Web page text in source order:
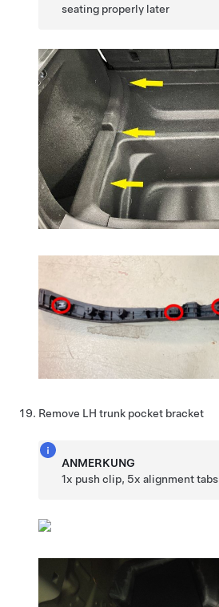
seating properly later
Remove LH trunk pocket bracket
ANMERKUNG
1x push clip, 5x alignment tabs